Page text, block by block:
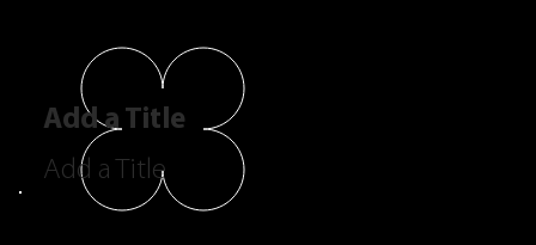
Add a Title
Add a Title